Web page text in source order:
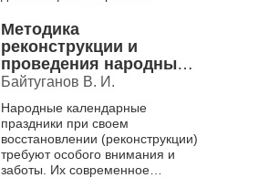
этнической традиции с нотными
приложениями и
разработанными ...
Методика
реконструкции и
проведения народных
календарных
православных
праздников в условиях
школы народной
культуры. (на примере
работы Школы русской
Байтуганов В. И.
Народные календарные
праздники при своем
восстановлении (реконструкции)
требуют особого внимания и
заботы. Их современное